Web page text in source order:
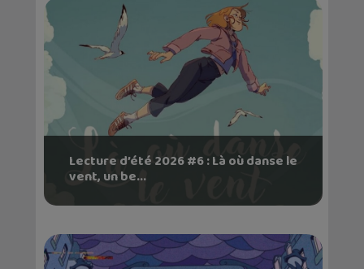
Lecture d’été 2026 #6 : Là où danse le
vent, un be...